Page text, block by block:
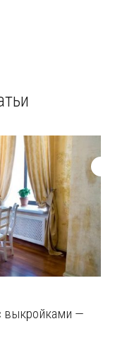
выкройками —